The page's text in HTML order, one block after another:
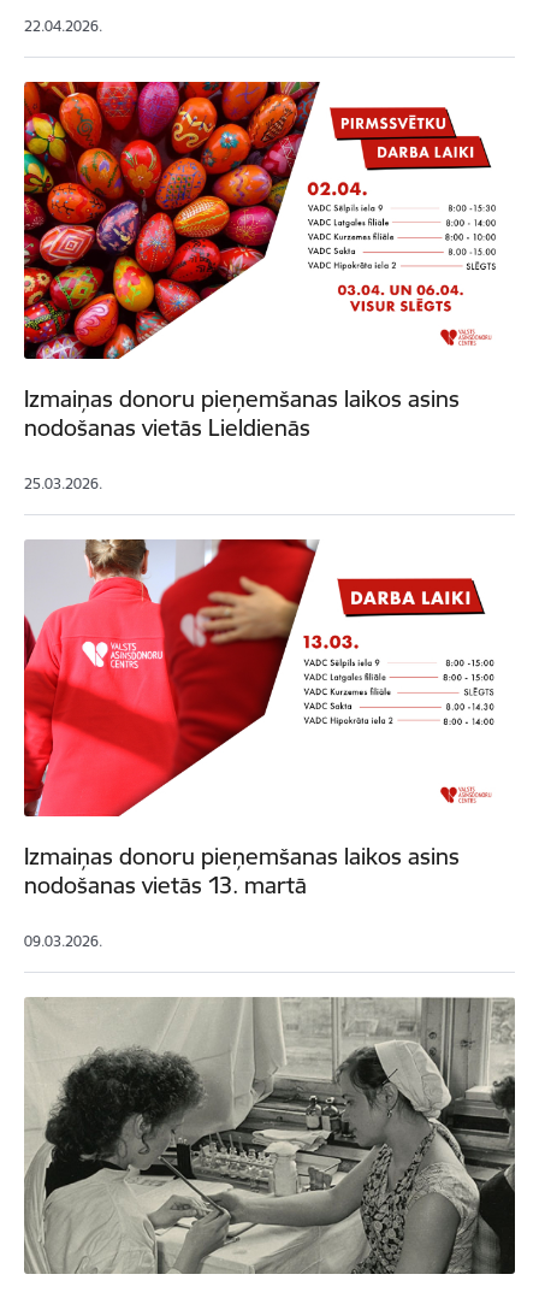
22.04.2026.
Izmaiņas donoru pieņemšanas laikos asins
nodošanas vietās Lieldienās
25.03.2026.
Izmaiņas donoru pieņemšanas laikos asins
nodošanas vietās 13. martā
09.03.2026.